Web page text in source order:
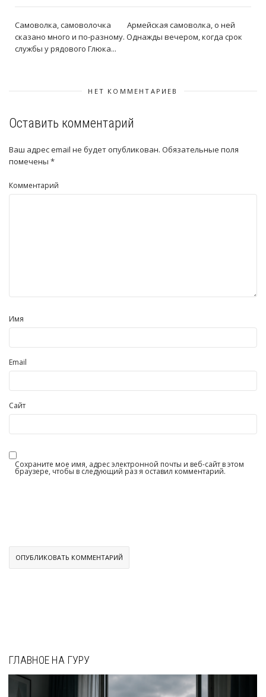
Самоволка, самоволочка Армейская самоволка, о ней
сказано много и по-разному. Однажды вечером, когда срок
службы у рядового Глюка...
НЕТ КОММЕНТАРИЕВ
Оставить комментарий
Ваш адрес email не будет опубликован. Обязательные поля
помечены *
Комментарий
Имя
Email
Сайт
Сохраните мое имя, адрес электронной почты и веб-сайт в этом
браузере, чтобы в следующий раз я оставил комментарий.
ГЛАВНОЕ НА ГУРУ